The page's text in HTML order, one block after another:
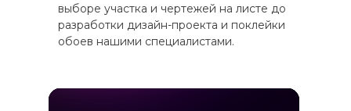
выборе участка и чертежей на листе до
разработки дизайн-проекта и поклейки
обоев нашими специалистами.